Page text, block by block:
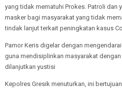
yang tidak mematuhi Prokes. Patroli dan
masker bagi masyarakat yang tidak
tindak lanjut terkait peningkatan kasus
Pamor Keris digelar dengan
guna mendisiplinkan masyarakat
dilanjutkan yustisi
Kepolres Gresik menuturkan, ini